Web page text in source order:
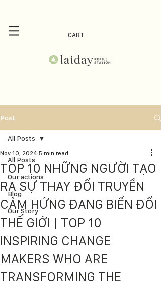
CART
Post
All Posts
Our actions
Blog
Our Story
All Posts
TOP 10 NHỮNG NGƯỜI TẠO
RA SỰ THAY ĐỔI TRUYỀN
CẢM HỨNG ĐANG BIẾN ĐỔI
THẾ GIỚI | TOP 10
INSPIRING CHANGE
MAKERS WHO ARE
TRANSFORMING THE
Nov 10, 2024 5 min read